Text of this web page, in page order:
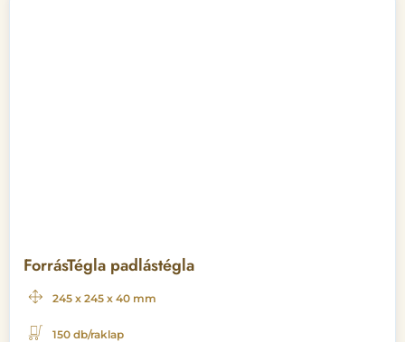
ForrásTégla padlástégla
245 x 245 x 40 mm
150 db/raklap